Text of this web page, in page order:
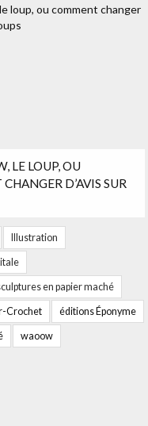
LE LOUP, OU
D’AVIS SUR
Illustration
en papier maché
Crochet éditions Éponyme
waoow